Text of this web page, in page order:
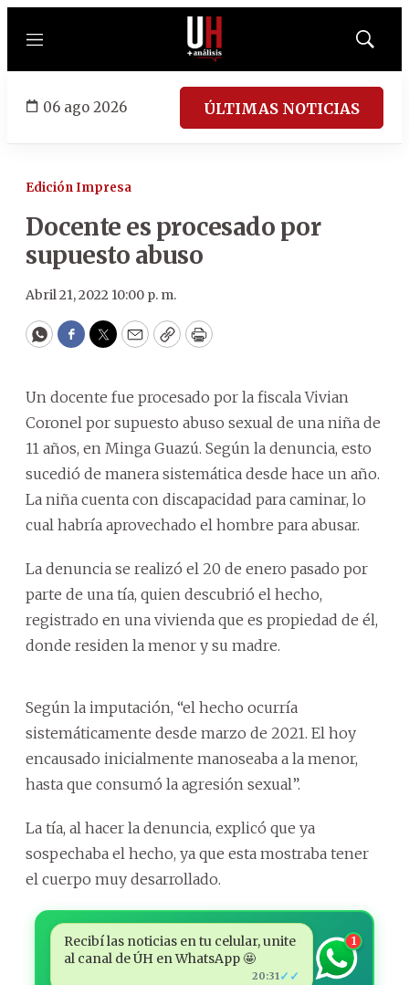
Menú
Mostrar
06 ago 2026 ÚLTIMAS NOTICIAS
Edición Impresa
Docente es procesado por
supuesto abuso
Abril 21, 2022 10:00 p. m.
WhatsApp
Facebook
Twitter
EmailCopyPrint
Un docente fue procesado por la fiscala Vivian
Coronel por supuesto abuso sexual de una niña de
11 años, en Minga Guazú. Según la denuncia, esto
sucedió de manera sistemática desde hace un año.
La niña cuenta con discapacidad para caminar, lo
cual habría aprovechado el hombre para abusar.
La denuncia se realizó el 20 de enero pasado por
parte de una tía, quien descubrió el hecho,
registrado en una vivienda que es propiedad de él,
donde residen la menor y su madre.
Según la imputación, “el hecho ocurría
sistemáticamente desde marzo de 2021. El hoy
encausado inicialmente manoseaba a la menor,
hasta que consumó la agresión sexual”.
La tía, al hacer la denuncia, explicó que ya
sospechaba el hecho, ya que esta mostraba tener
el cuerpo muy desarrollado.
Recibí las noticias en tu celular, unite
al canal de ÚH en WhatsApp 🤩
20:31✓✓
1